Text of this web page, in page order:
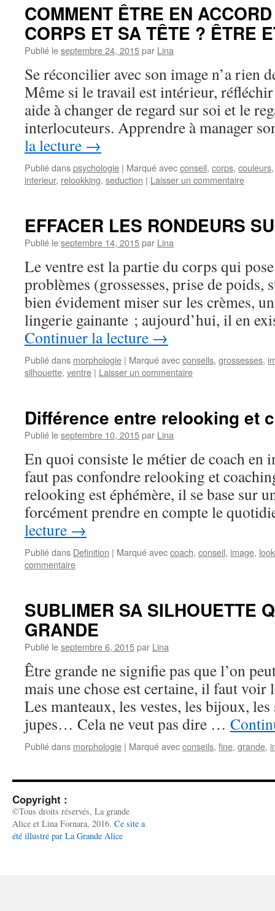
COMMENT ÊTRE EN
CORPS ET SA TÊTE ? ÊTRE
Publié leseptembre 24, 2015par Lina
Se réconcilier avec son image n’a rien
Même si le travail est intérieur,
aide à changer de regard sur soi et le
interlocuteurs. Apprendre à manager
la lecture →
Publié danspsychologie | Marqué avecconseil, corps, couleurs
interieur, relookking, seduction | Laisser un commentaire
EFFACER LES RONDEURS
Publié leseptembre 14, 2015par Lina
Le ventre est la partie du corps qui
problèmes (grossesses, prise de
bien évidement miser sur les crèmes,
lingerie gainante ; aujourd’hui, il en
Continuer la lecture →
Publié dans morphologie | Marqué avecconseils, grossesses,
silhouette, ventre | Laisser un commentaire
Différence entre relooking et
Publié leseptembre 10, 2015par Lina
En quoi consiste le métier de coach en
faut pas confondre relooking et
relooking est éphémère, il se base sur
forcément prendre en compte le
lecture →
Publié dans Definition | Marqué aveccoach, conseil, image,
commentaire
SUBLIMER SA SILHOUETTE
GRANDE
Publié leseptembre 6, 2015par Lina
Être grande ne signifie pas que l’on
mais une chose est certaine, il faut voir
Les manteaux, les vestes, les bijoux, les
jupes… Cela ne veut pas dire …
Publié dans morphologie | Marqué avecconseils, fine, grande,
Copyright :
©Tous droits réservés, La grande
Alice et Lina Fornara, 2016. Ce site a
été illustré par La Grande Alice